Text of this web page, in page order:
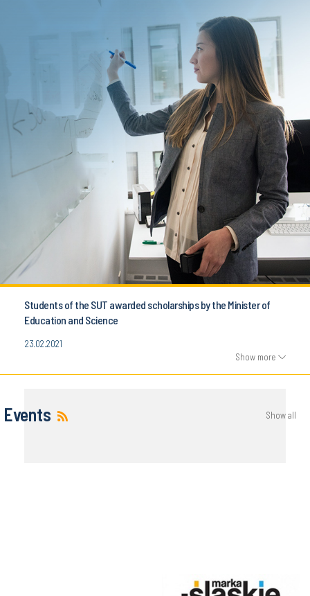
Students of the SUT awarded scholarships by the Minister of
Education and Science
23.02.2021
Show more
Events Show all